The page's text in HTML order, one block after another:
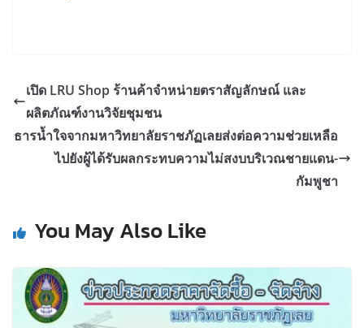
เปิด LRU Shop ร้านค้าจำหน่ายตราสัญลักษณ์ และ
ผลิตภัณฑ์งานวิจัยชุมชน
ธารน้ำใจจากมหาวิทยาลัยราชภัฏเลยส่งต่อความช่วยเหลือ
ไปยังผู้ได้รับผลกระทบความไม่สงบบริเวณชายแดน-
กัมพูชา
You May Also Like